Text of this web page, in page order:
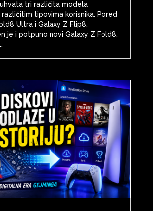
tri različita modela
različitim tipovima korisnika. Pored
Ultra i Galaxy Z Flip8,
je i potpuno novi Galaxy Z Fold8,